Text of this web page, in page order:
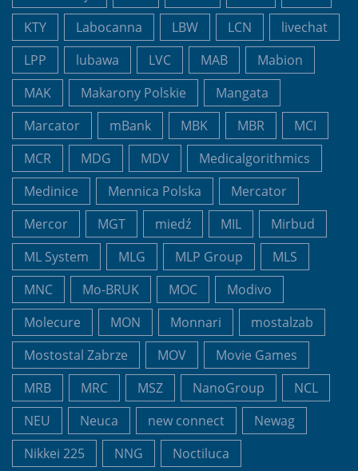
KTY
Labocanna LBW LCN
livechat
LPP
lubawa LVC MAB
Mabion
MAK
Makarony Polskie
Mangata
Marcator
mBank MBK MBR
MCI
MCR
MDG MDV
Medicalgorithmics
Medinice
Mennica Polska
Mercator
Mercor
MGT miedź MIL
Mirbud
ML System
MLG MLP Group
MLS
MNC
Mo-BRUK MOC
Modivo
Molecure
MON Monnari
mostalzab
Mostostal Zabrze
MOV
Movie Games
MRB
MRC MSZ NanoGroup
NCL
NEU
Neuca new connect
Newag
Nikkei 225
NNG
Noctiluca